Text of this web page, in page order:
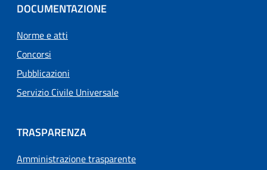
DOCUMENTAZIONE
Norme e atti
Concorsi
Pubblicazioni
Servizio Civile Universale
TRASPARENZA
Amministrazione trasparente